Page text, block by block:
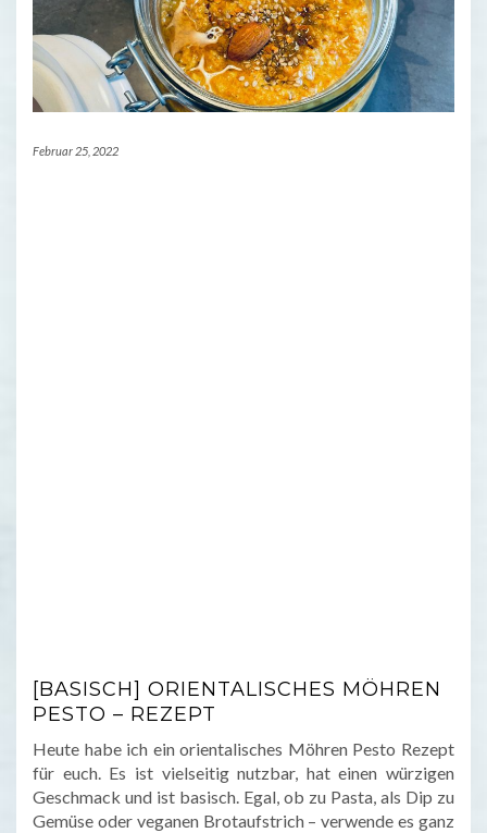
Februar 25, 2022
[BASISCH] ORIENTALISCHES MÖHREN
PESTO – REZEPT
Heute habe ich ein orientalisches Möhren Pesto Rezept
für euch. Es ist vielseitig nutzbar, hat einen würzigen
Geschmack und ist basisch. Egal, ob zu Pasta, als Dip zu
Gemüse oder veganen Brotaufstrich – verwende es ganz